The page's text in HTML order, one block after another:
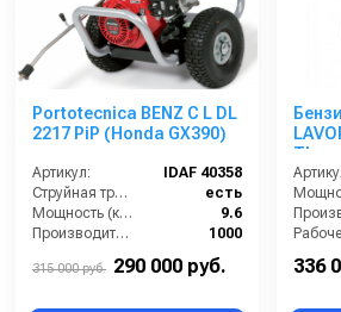
Portotecnica BENZ C L DL
2217 PiP (Honda GX390)
Артикул:
IDAF 40358
Струйная трубка (копьё):
есть
Мощность (кВт):
9.6
Производительность (л/ч):
1000
315 000 руб. 290 000 руб. 336